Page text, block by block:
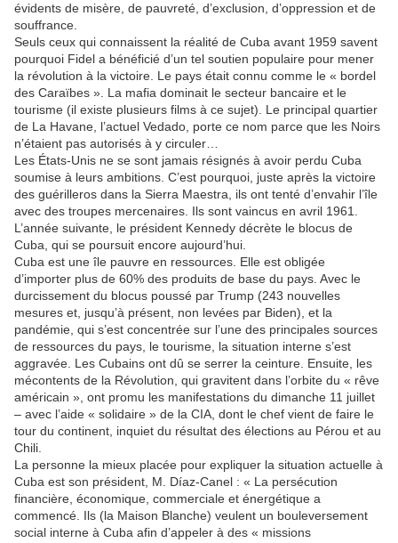
évidents de misère, de pauvreté, d’exclusion, d’oppression et de
souffrance.
Seuls ceux qui connaissent la réalité de Cuba avant 1959 savent
pourquoi Fidel a bénéficié d’un tel soutien populaire pour mener
la révolution à la victoire. Le pays était connu comme le « bordel
des Caraïbes ». La mafia dominait le secteur bancaire et le
tourisme (il existe plusieurs films à ce sujet). Le principal quartier
de La Havane, l’actuel Vedado, porte ce nom parce que les Noirs
n’étaient pas autorisés à y circuler…
Les États-Unis ne se sont jamais résignés à avoir perdu Cuba
soumise à leurs ambitions. C’est pourquoi, juste après la victoire
des guérilleros dans la Sierra Maestra, ils ont tenté d’envahir l’île
avec des troupes mercenaires. Ils sont vaincus en avril 1961.
L’année suivante, le président Kennedy décrète le blocus de
Cuba, qui se poursuit encore aujourd’hui.
Cuba est une île pauvre en ressources. Elle est obligée
d’importer plus de 60% des produits de base du pays. Avec le
durcissement du blocus poussé par Trump (243 nouvelles
mesures et, jusqu’à présent, non levées par Biden), et la
pandémie, qui s’est concentrée sur l’une des principales sources
de ressources du pays, le tourisme, la situation interne s’est
aggravée. Les Cubains ont dû se serrer la ceinture. Ensuite, les
mécontents de la Révolution, qui gravitent dans l’orbite du « rêve
américain », ont promu les manifestations du dimanche 11 juillet
– avec l’aide « solidaire » de la CIA, dont le chef vient de faire le
tour du continent, inquiet du résultat des élections au Pérou et au
Chili.
La personne la mieux placée pour expliquer la situation actuelle à
Cuba est son président, M. Díaz-Canel : « La persécution
financière, économique, commerciale et énergétique a
commencé. Ils (la Maison Blanche) veulent un bouleversement
social interne à Cuba afin d’appeler à des « missions